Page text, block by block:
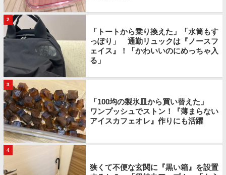
2
「トートから乗り換えた」「水筒もす
っぽり」 通勤リュックは『ノースフ
ェイス』！「かわいいのにめっちゃ入
る」
3
「100均の製氷皿から買い替えた」
ワンプッシュでストン！『薄まらない
アイスカフェオレ』作りにも活躍
4
狭くて不便な玄関に『黒い箱』を設置